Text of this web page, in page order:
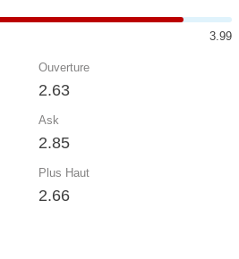
3.99
Ouverture
2.63
Ask
2.85
Plus Haut
2.66